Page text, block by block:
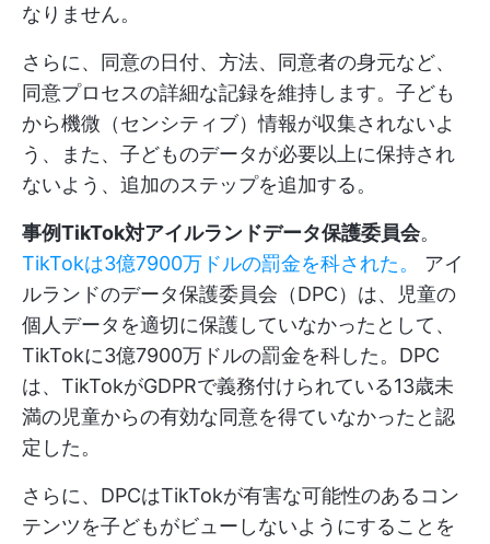
なりません。
さらに、同意の日付、方法、同意者の身元など、
同意プロセスの詳細な記録を維持します。子ども
から機微（センシティブ）情報が収集されないよ
う、また、子どものデータが必要以上に保持され
ないよう、追加のステップを追加する。
事例TikTok対アイルランドデータ保護委員会。
TikTokは3億7900万ドルの罰金を科された。
アイ
ルランドのデータ保護委員会（DPC）は、児童の
個人データを適切に保護していなかったとして、
TikTokに3億7900万ドルの罰金を科した。DPC
は、TikTokがGDPRで義務付けられている13歳未
満の児童からの有効な同意を得ていなかったと認
定した。
さらに、DPCはTikTokが有害な可能性のあるコン
テンツを子どもがビューしないようにすることを